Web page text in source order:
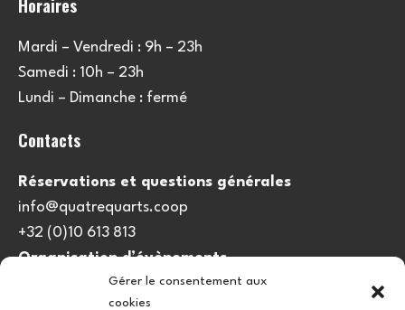
Gérer le consentement aux
cookies
Horaires
Mardi – Vendredi : 9h – 23h
Samedi : 10h – 23h
Lundi – Dimanche : fermé
Contacts
Réservations et questions générales
info@quatrequarts.coop
+32 (0)10 613 813
Organisation d’évènements
viedulieu@quatrequarts.coop